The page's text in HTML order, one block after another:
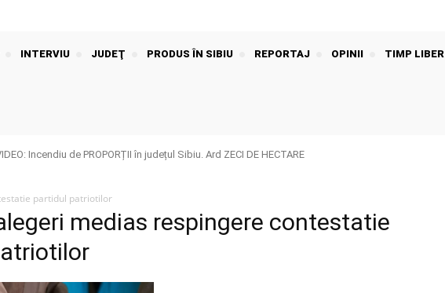
INTERVIU JUDEŢ PRODUS ÎN SIBIU REPORTAJ OPINII TIMP LIBER
Incendiu de PROPORȚII în județul Sibiu. Ard ZECI DE HECTARE
partidul patriotilor
medias respingere contestatie